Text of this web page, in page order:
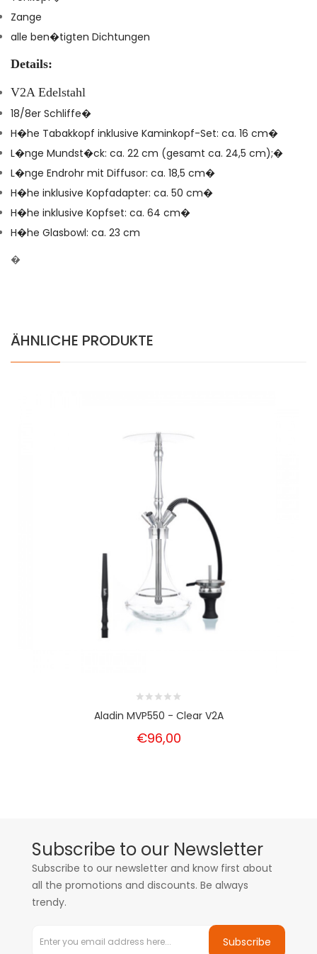
Zange
alle ben�tigten Dichtungen
Details:
V2A Edelstahl
18/8er Schliffe�
H�he Tabakkopf inklusive Kaminkopf-Set: ca. 16 cm�
L�nge Mundst�ck: ca. 22 cm (gesamt ca. 24,5 cm);�
L�nge Endrohr mit Diffusor: ca. 18,5 cm�
H�he inklusive Kopfadapter: ca. 50 cm�
H�he inklusive Kopfset: ca. 64 cm�
H�he Glasbowl: ca. 23 cm
�
ÄHNLICHE PRODUKTE
Aladin MVP550 - Clear V2A
€96,00
Subscribe to our Newsletter
Subscribe to our newsletter and know first about
all the promotions and discounts. Be always
trendy.
Subscribe